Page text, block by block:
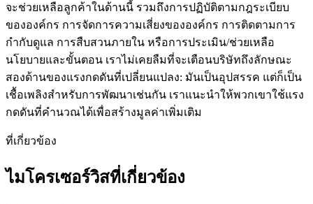
จะช่วยเหลือลูกค้าในด้านนี้ รวมถึงการปฏิบัติตามกฎระเบียบ
ขององค์กร การจัดการความเสี่ยงขององค์กร การติดตามการ
กำกับดูแล การสืบสวนภายใน หรือการประเมิน/ช่วยเหลือ
นโยบายและขั้นตอน เราไม่เคยลืมที่จะเตือนบริษัทถึงลักษณะ
สองด้านของแรงกดดันที่เปลี่ยนแปลง: มันเป็นอุปสรรค แต่ก็เป็น
เชื้อเพลิงสำหรับการพัฒนาเช่นกัน เราแนะนำให้พวกเขาใช้แรง
กดดันที่คำนวณได้เพื่อสร้างมูลค่าเพิ่มเติม
ที่เกี่ยวข้อง
ไมโครเซอร์วิสที่เกี่ยวข้อง